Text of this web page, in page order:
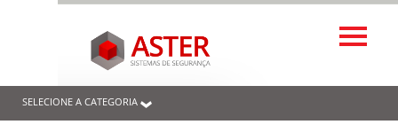
SELECIONE A CATEGORIA